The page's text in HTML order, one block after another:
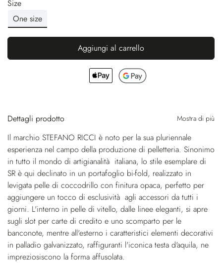
Size
One size
Aggiungi al carrello
Dettagli prodotto Mostra di più
Il marchio STEFANO RICCI è noto per la sua pluriennale
esperienza nel campo della produzione di pelletteria. Sinonimo
in tutto il mondo di artigianalità italiana, lo stile esemplare di
SR è qui declinato in un portafoglio bi-fold, realizzato in
levigata pelle di coccodrillo con finitura opaca, perfetto per
aggiungere un tocco di esclusività agli accessori da tutti i
giorni. L'interno in pelle di vitello, dalle linee eleganti, si apre
sugli slot per carte di credito e uno scomparto per le
banconote, mentre all'esterno i caratteristici elementi decorativi
in palladio galvanizzato, raffiguranti l'iconica testa d'aquila, ne
impreziosiscono la forma affusolata.